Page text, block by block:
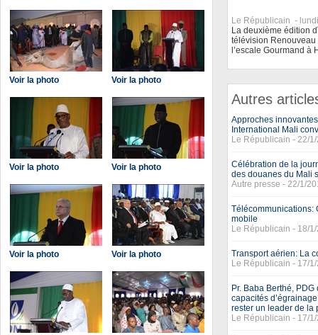
Voir la photo Voir la photo
Voir la photo Voir la photo
Voir la photo Voir la photo
Le Républicain -
La deuxième édition
télévision
l’escale Gourmand à
Autres
Approches
International Mali
Le Républicain - 22/
Célébration de la
des douanes du Mali
Autre presse - 22/1/
Télécommunications:
mobile
Le Républicain - 18/
Transport aérien: La
Le Républicain - 17/
Pr. Baba Berthé,
capacités
rester un leader de la
Le Républicain - 17/